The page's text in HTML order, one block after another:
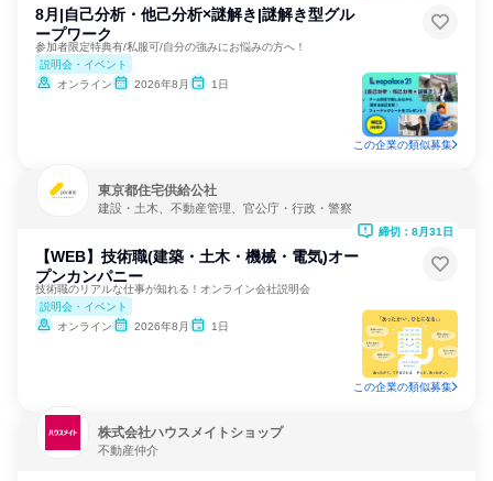
8月|自己分析・他己分析×謎解き|謎解き型グル
ープワーク
参加者限定特典有/私服可/自分の強みにお悩みの方へ！
説明会・イベント
オンライン
2026年8月 1日
この企業の類似募集
東京都住宅供給公社
建設・土木、不動産管理、官公庁・行政・警察
【WEB】技術職(建築・土木・機械・電気)オー
プンカンパニー
技術職のリアルな仕事が知れる！オンライン会社説明会
説明会・イベント
オンライン
2026年8月 1日
締切：8月31日
この企業の類似募集
株式会社ハウスメイトショップ
不動産仲介